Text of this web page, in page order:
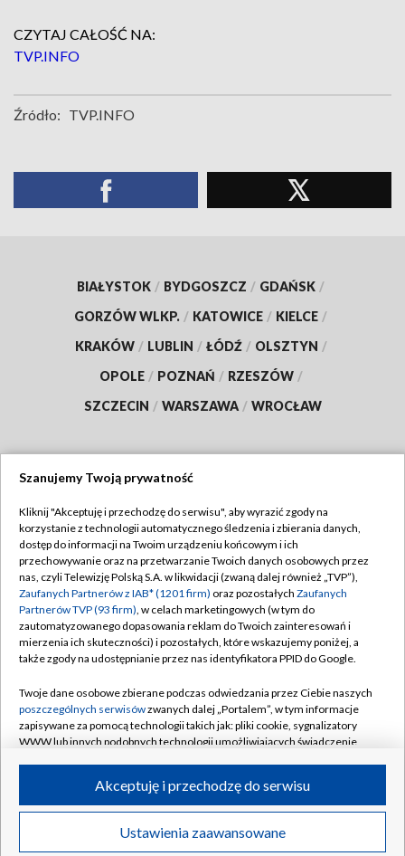
CZYTAJ CAŁOŚĆ NA:
TVP.INFO
Źródło: TVP.INFO
BIAŁYSTOK / BYDGOSZCZ / GDAŃSK /
GORZÓW WLKP. / KATOWICE / KIELCE /
KRAKÓW / LUBLIN / ŁÓDŹ / OLSZTYN /
OPOLE / POZNAŃ / RZESZÓW /
SZCZECIN / WARSZAWA / WROCŁAW
TVP
Abonament TVP
Emisja w TVP
Centrum informacji TVP
Naziemna Telewizja Cyfrowa
Rada Programowa
System NOS
Informacje o nadawcy
Program dla prasy
Ogłoszenie przetargowe
Regulamin TVP
Polityka prywatności
Moje zgody
Pomoc
Kontakt
Kanały
©2026 Telewizja Polska S.A. w likwidacji
Szanujemy Twoją prywatność
Kliknij "Akceptuję i przechodzę do serwisu", aby wyrazić zgody na
korzystanie z technologii automatycznego śledzenia i zbierania danych,
dostęp do informacji na Twoim urządzeniu końcowym i ich
przechowywanie oraz na przetwarzanie Twoich danych osobowych przez
nas, czyli Telewizję Polską S.A. w likwidacji (zwaną dalej również „TVP”),
Zaufanych Partnerów z IAB* (1201 firm) oraz pozostałych Zaufanych
Partnerów TVP (93 firm), w celach marketingowych (w tym do
zautomatyzowanego dopasowania reklam do Twoich zainteresowań i
mierzenia ich skuteczności) i pozostałych, które wskazujemy poniżej, a
także zgody na udostępnianie przez nas identyfikatora PPID do Google.
Twoje dane osobowe zbierane podczas odwiedzania przez Ciebie naszych
poszczególnych serwisówzwanych dalej „Portalem”, w tym informacje
zapisywane za pomocą technologii takich jak: pliki cookie, sygnalizatory
WWW lub innych podobnych technologii umożliwiających świadczenie
ruchu w Internecie.
Twoje dane osobowe zbierane podczas odwiedzania przez Ciebie
poszczególnych serwisówna Portalu, takie jak adresy IP, identyfikatory
Ustawienia zaawansowane
Akceptuję i przechodzę do serwisu